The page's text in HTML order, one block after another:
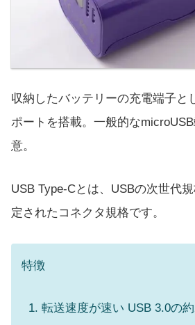
収納したバッテリーの充電端子と
ポートを搭載。一般的な
意。
USB Type-Cとは、USBの次世代
定されたコネクタ規格です。
特徴
転送速度が速い USB 3.0の